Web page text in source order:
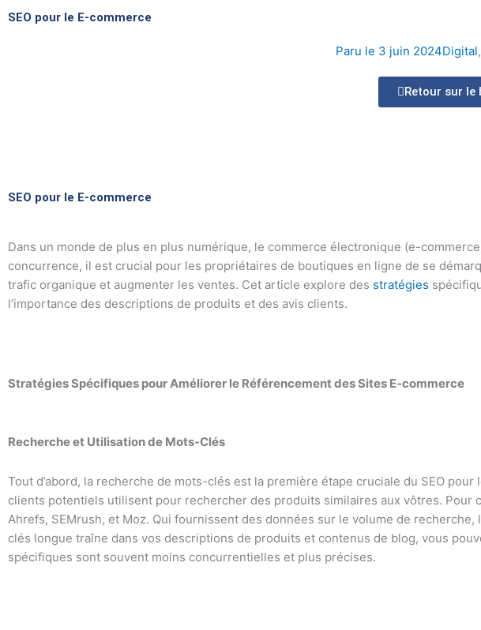
SEO pour le E-commerce
Paru le 3 juin 2024Digital,
Retour sur le
SEO pour le E-commerce
Dans un monde de plus en plus numérique, le commerce électronique (e-
concurrence, il est crucial pour les propriétaires de boutiques en ligne de se
trafic organique et augmenter les ventes. Cet article explore des stratégies
l’importance des descriptions de produits et des avis clients.
Stratégies Spécifiques pour Améliorer le Référencement des Sites E-commerce
Recherche et Utilisation de Mots-Clés
Tout d’abord, la recherche de mots-clés est la première étape cruciale du SEO
clients potentiels utilisent pour rechercher des produits similaires aux vôtres. Pour
Ahrefs, SEMrush, et Moz. Qui fournissent des données sur le volume de
clés longue traîne dans vos descriptions de produits et contenus de blog, vous
spécifiques sont souvent moins concurrentielles et plus précises.